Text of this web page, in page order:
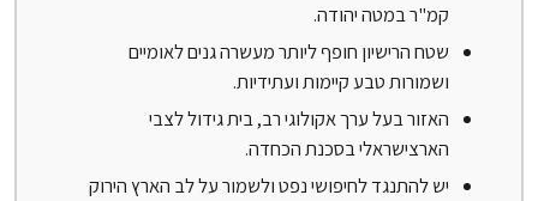
קמ"ר במטה יהודה.
שטח הרישיון חופף ליותר מעשרה גנים לאומיים
ושמורות טבע קיימות ועתידיות.
האזור בעל ערך אקולוגי רב, בית גידול לצבי
הארצישראלי בסכנת הכחדה.
יש להתנגד לחיפושי נפט ולשמור על לב הארץ הירוק